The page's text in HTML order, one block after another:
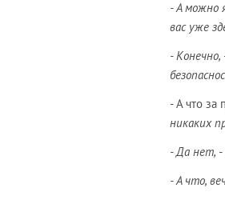
- А можно
вас уже
- Конечно,
- А что за
никаких
- Да нет, -
- А что,